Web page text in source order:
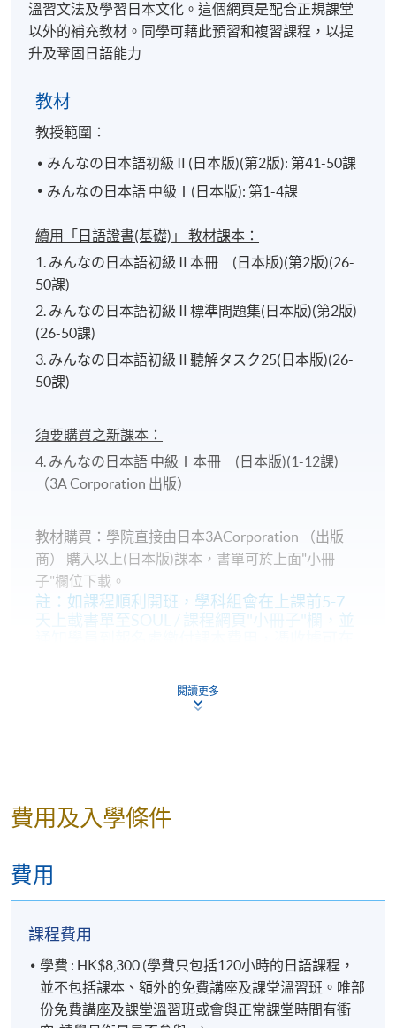
溫習文法及學習日本文化。這個網頁是配合正規課堂
以外的補充教材。同學可藉此預習和複習課程，以提
升及鞏固日語能力
教材
教授範圍：
みんなの日本語初級Ⅱ(日本版)(第2版): 第41-50課
みんなの日本語 中級Ⅰ(日本版): 第1-4課
續用「日語證書(基礎)」 教材課本：
1. みんなの日本語初級Ⅱ本冊 (日本版)(第2版)(26-
50課)
2. みんなの日本語初級Ⅱ標準問題集(日本版)(第2版)
(26-50課)
3. みんなの日本語初級Ⅱ聽解タスク25(日本版)(26-
50課)
須要購買之新課本：
4. みんなの日本語 中級Ⅰ本冊 (日本版)(1-12課)
（3A Corporation 出版）
教材購買：學院直接由日本3ACorporation （出版
商） 購入以上(日本版)課本，書單可於上面"小冊
子"欄位下載。
註：如課程順利開班，學科組會在上課前5-7
天上載書單至SOUL / 課程網頁"小冊子"欄，並
期未考試必須合格(合格分數為50%)；
學員完成課程後，可憑該級別的證書、文憑或成績
合格通知書，報讀下一級別課程。惟以該證明文件
升級的有效期，為其發出日期的1年內。如證明書上
的有效期已過，學員須參加入學考試才能繼續升
閱讀更多
費用及入學條件
費用
課程費用
學費 : HK$8,300 (學費只包括120小時的日語課程，
並不包括課本、額外的免費講座及課堂溫習班。唯部
份免費講座及課堂溫習班或會與正常課堂時間有衝